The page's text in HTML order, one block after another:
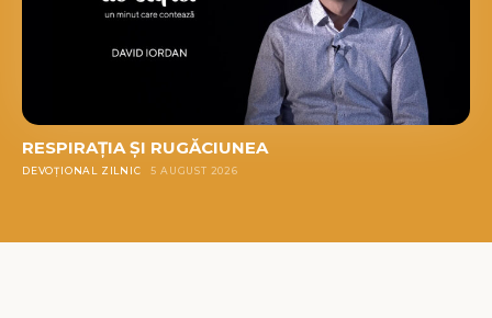
RESPIRAȚIA ȘI RUGĂCIUNEA
DEVOȚIONAL ZILNIC 5 AUGUST 2026